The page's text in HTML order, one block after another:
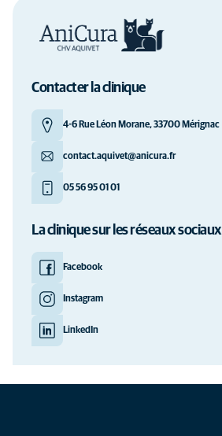
Contacter la clinique
4-6 Rue Léon Morane, 33700 Mérignac
contact.aquivet@anicura.fr
05 56 95 01 01
La clinique sur les réseaux sociaux
Facebook
Instagram
LinkedIn